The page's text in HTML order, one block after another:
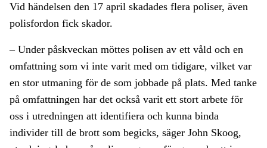
Vid händelsen den 17 april skadades flera poliser, även
polisfordon fick skador.
– Under påskveckan möttes polisen av ett våld och en
omfattning som vi inte varit med om tidigare, vilket var
en stor utmaning för de som jobbade på plats. Med tanke
på omfattningen har det också varit ett stort arbete för
oss i utredningen att identifiera och kunna binda
individer till de brott som begicks, säger John Skoog,